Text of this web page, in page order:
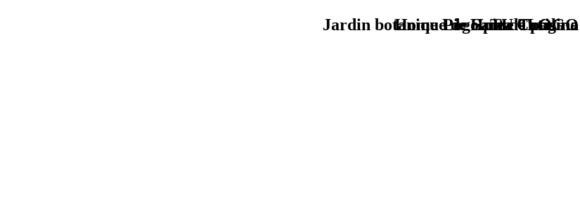
TU - LOGO
Jardin botanique de Santa Catalina
Home Logo pie de página
Pie Home Turismo